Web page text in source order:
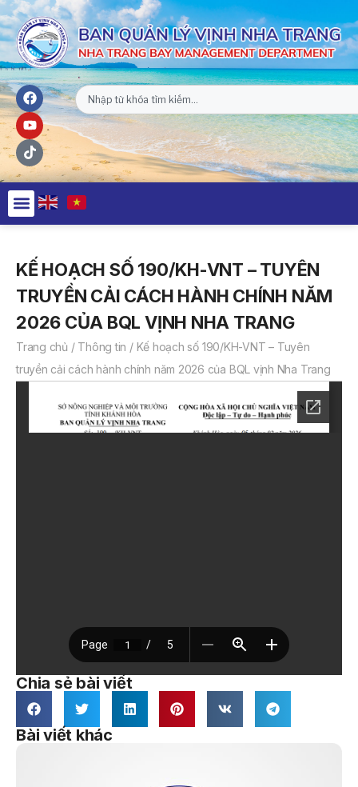
KẾ HOẠCH SỐ 190/KH-VNT – TUYÊN
TRUYỀN CẢI CÁCH HÀNH CHÍNH NĂM
2026 CỦA BQL VỊNH NHA TRANG
Trang chủ / Thông tin / Kế hoạch số 190/KH-VNT – Tuyên
truyền cải cách hành chính năm 2026 của BQL vịnh Nha Trang
Chia sẻ bài viết
Bài viết khác